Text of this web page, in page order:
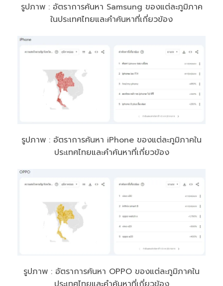
รูปภาพ : อัตราการค้นหา Samsung ของแต่ละภูมิภาค
ในประเทศไทยและคำค้นหาที่เกี่ยวข้อง
รูปภาพ : อัตราการค้นหา iPhone ของแต่ละภูมิภาคใน
ประเทศไทยและคำค้นหาที่เกี่ยวข้อง
รูปภาพ : อัตราการค้นหา OPPO ของแต่ละภูมิภาคใน